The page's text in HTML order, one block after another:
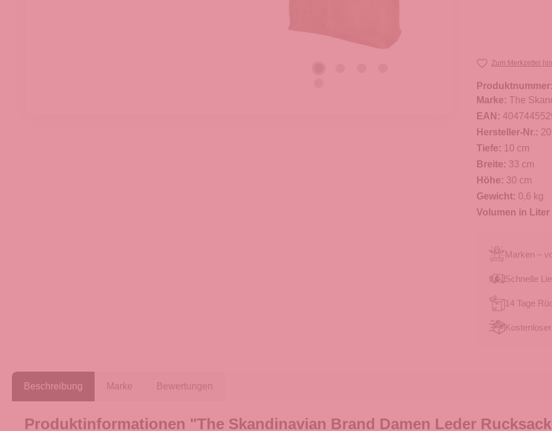
Zum Merkzettel
Produktnummer:
Marke: The
EAN:
Hersteller-Nr.:
Tiefe: 10 cm
Breite: 33 cm
Höhe: 30 cm
Gewicht: 0,6 kg
Volumen in Liter
Marken –
Schnelle
14 Tage
Beschreibung Marke Bewertungen
Produktinformationen "The Skandinavian Brand Damen Leder